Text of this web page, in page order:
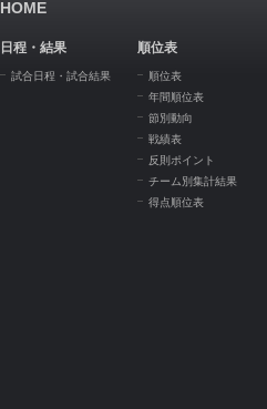
HOME
日程・結果
試合日程・試合結果
順位表
順位表
年間順位表
節別動向
戦績表
反則ポイント
チーム別集計結果
得点順位表